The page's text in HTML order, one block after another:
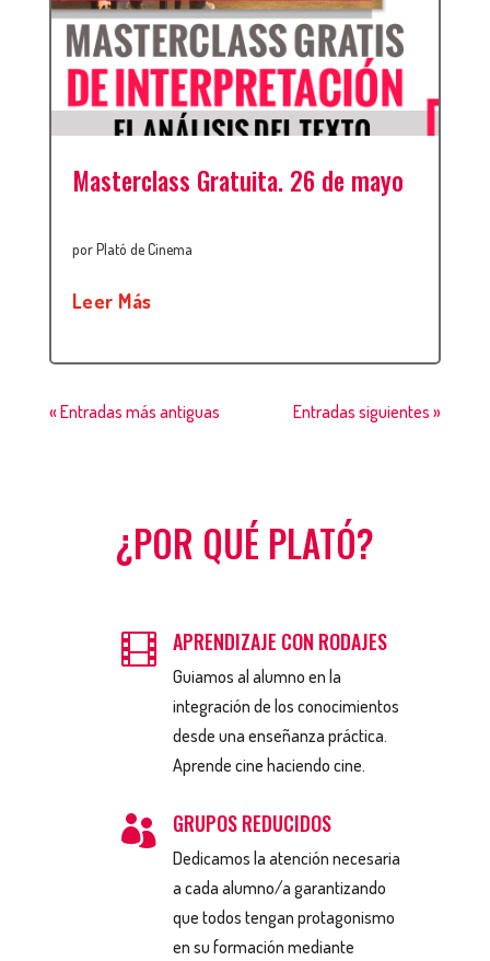
Masterclass Gratuita. 26 de mayo
por Plató de Cinema
Leer Más
« Entradas más antiguas Entradas siguientes »
¿POR QUÉ PLATÓ?
 APRENDIZAJE CON RODAJES
Guiamos al alumno en la
integración de los conocimientos
desde una enseñanza práctica.
Aprende cine haciendo cine.
 GRUPOS REDUCIDOS
Dedicamos la atención necesaria
a cada alumno/a garantizando
que todos tengan protagonismo
en su formación mediante